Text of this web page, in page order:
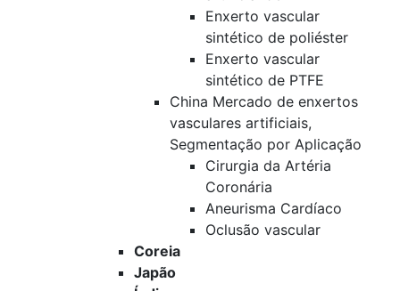
Enxerto vascular
sintético de poliéster
Enxerto vascular
sintético de PTFE
China Mercado de enxertos
vasculares artificiais,
Segmentação por Aplicação
Cirurgia da Artéria
Coronária
Aneurisma Cardíaco
Oclusão vascular
Coreia
Japão